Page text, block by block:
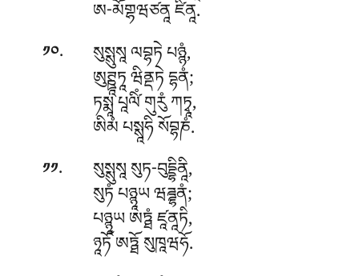
ཨ-མོགྷཝཙནཱ ཛིནཱ.
༡༠. སུསྶུསཱལབྷཏེ པཉྙཾ,
ཨུཊྛཱཏཱ ཝིནྡཏེ དྷནཾ;
ཏསྨཱ པཱལི༹ཾ གུརུཾ ཀཏྭཱ,
ཨིམཾ པསྶཱཧི སོབྷཎཾ.
༡༡. སུསྶུསཱསུཏ-བུདྡྷིནཱི,
སུཏཾ པཉྙཱཡ ཝཌྜྷནཾ;
པཉྙཱཡ ཨཏྠཾ ཛཱནཱཏི,
ཉཱཏོ ཨཏྠོ སུཁཱཝཧོ.